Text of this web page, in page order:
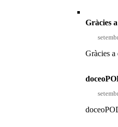
Gràcies
Gràcies a